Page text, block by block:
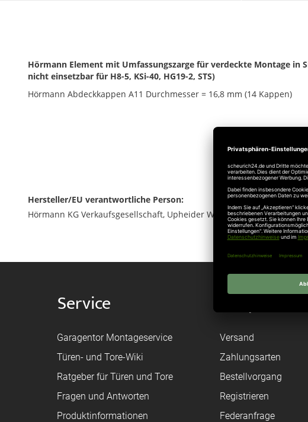
Hörmann Element mit Umfassungszarge für verdeckte Montage
nicht einsetzbar für H8-5, KSi-40, HG19-2, STS)
Hörmann Abdeckkappen A11 Durchmesser = 16,8 mm (14 Kappen)
Hersteller/EU verantwortliche Person:
Hörmann KG Verkaufsgesellschaft, Upheider Weg 94-98, 33803
Service
Garagentor Montageservice
Türen- und Tore-Wiki
Ratgeber für Türen und Tore
Fragen und Antworten
Produktinformationen
Shop
Versand
Zahlungsarten
Bestellvorgang
Registrieren
Federanfrage